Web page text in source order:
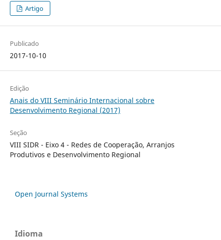
Artigo
Publicado
2017-10-10
Edição
Anais do VIII Seminário Internacional sobre
Desenvolvimento Regional (2017)
Seção
VIII SIDR - Eixo 4 - Redes de Cooperação, Arranjos
Produtivos e Desenvolvimento Regional
Open Journal Systems
Idioma